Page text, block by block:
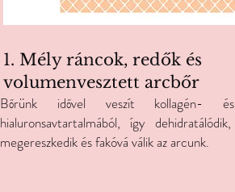
1. Mély ráncok, redők és
volumenvesztett arcbőr
Bőrünk idővel veszít kollagén- és
hialuronsavtartalmából, így dehidratálódik,
megereszkedik és fakóvá válik az arcunk.